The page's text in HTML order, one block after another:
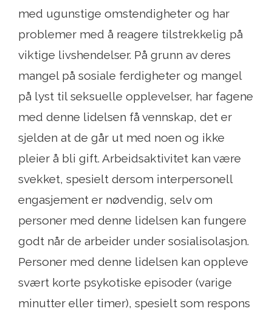
med ugunstige omstendigheter og har
problemer med å reagere tilstrekkelig på
viktige livshendelser. På grunn av deres
mangel på sosiale ferdigheter og mangel
på lyst til seksuelle opplevelser, har fagene
med denne lidelsen få vennskap, det er
sjelden at de går ut med noen og ikke
pleier å bli gift. Arbeidsaktivitet kan være
svekket, spesielt dersom interpersonell
engasjement er nødvendig, selv om
personer med denne lidelsen kan fungere
godt når de arbeider under sosialisolasjon.
Personer med denne lidelsen kan oppleve
svært korte psykotiske episoder (varige
minutter eller timer), spesielt som respons